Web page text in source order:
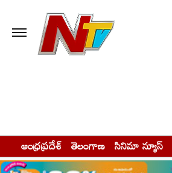
ఆంధ్రప్రదేశ్ తెలంగాణ సినిమా న్యూస్